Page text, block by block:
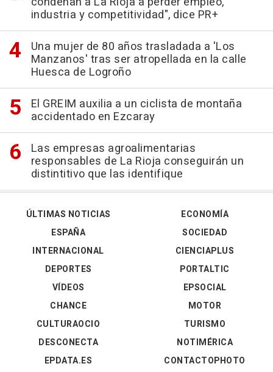
industria y competitividad", dice PR+
Una mujer de 80 años trasladada a 'Los
Manzanos' tras ser atropellada en la calle
Huesca de Logroño
El GREIM auxilia a un ciclista de montaña
accidentado en Ezcaray
Las empresas agroalimentarias
responsables de La Rioja conseguirán un
distintitivo que las identifique
ÚLTIMAS NOTICIAS
ESPAÑA
INTERNACIONAL
DEPORTES
VÍDEOS
ECONOMÍA
SOCIEDAD
CIENCIAPLUS
PORTALTIC
EPSOCIAL
CHANCE
CULTURAOCIO
DESCONECTA
EPDATA.ES
MOTOR
TURISMO
NOTIMÉRICA
CONTACTOPHOTO